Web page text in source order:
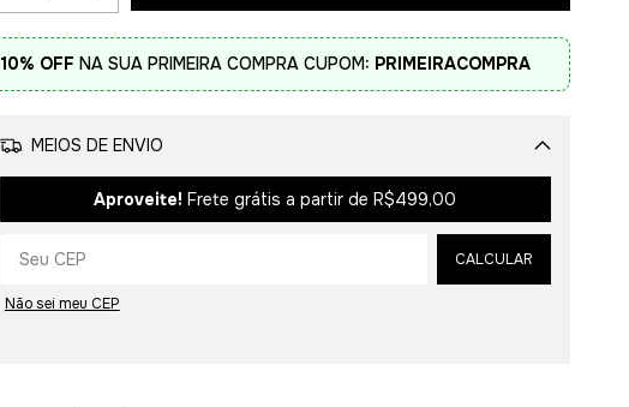
10% OFF NA SUA PRIMEIRA COMPRA CUPOM: PRIMEIRACOMPRA
MEIOS DE ENVIO
Aproveite! Frete grátis a partir deR$499,00
CALCULAR
Não sei meu CEP